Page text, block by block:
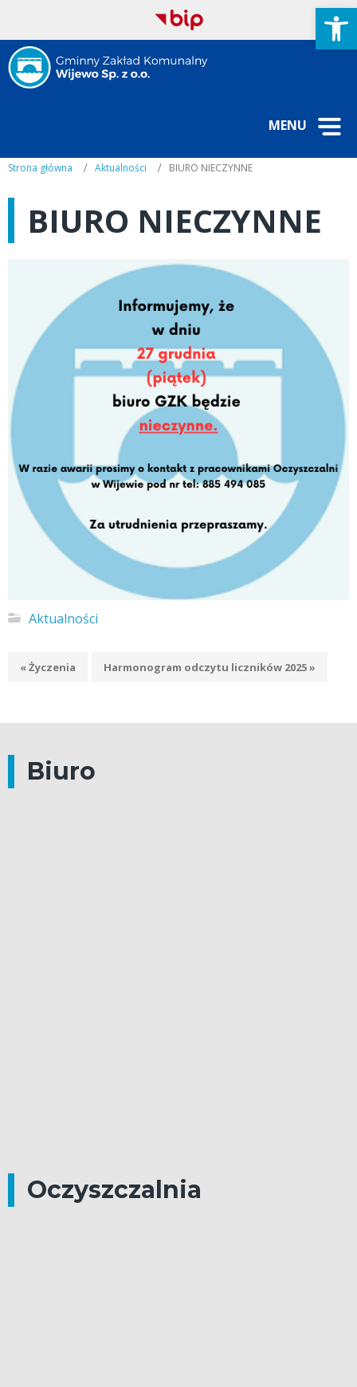
MENU
Strona główna Aktualności BIURO NIECZYNNE
BIURO NIECZYNNE
Aktualności
« Życzenia Harmonogram odczytu liczników 2025 »
Biuro
Oczyszczalnia